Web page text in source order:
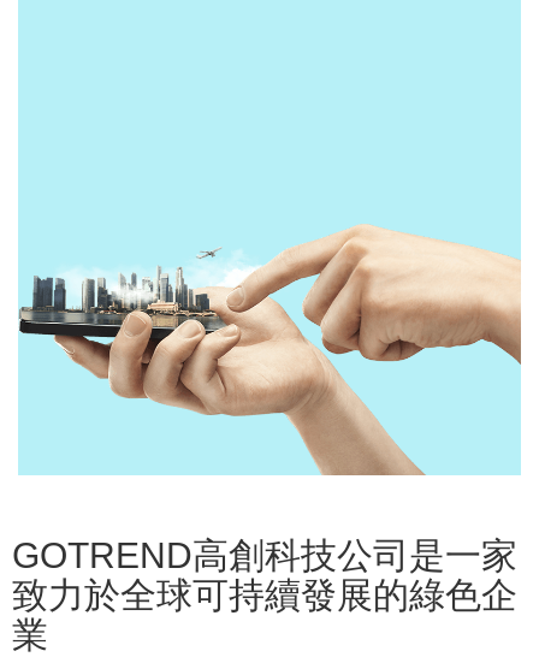
GOTREND高創科技公司是一家
致力於全球可持續發展的綠色企
業